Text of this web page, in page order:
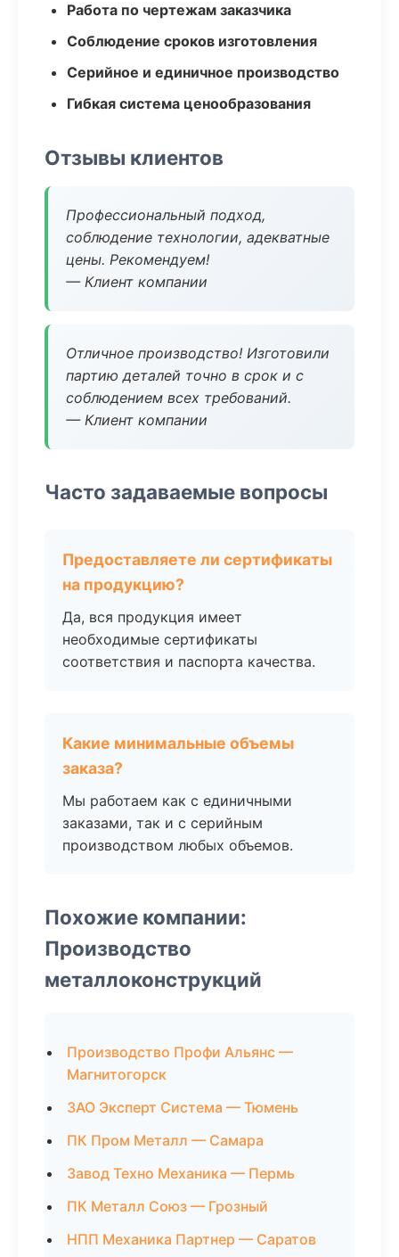
Работа по чертежам заказчика
Соблюдение сроков изготовления
Серийное и единичное производство
Гибкая система ценообразования
Отзывы клиентов
Профессиональный подход,
соблюдение технологии, адекватные
цены. Рекомендуем!
— Клиент компании
Отличное производство! Изготовили
партию деталей точно в срок и с
соблюдением всех требований.
— Клиент компании
Часто задаваемые вопросы
Предоставляете ли сертификаты
на продукцию?
Да, вся продукция имеет
необходимые сертификаты
соответствия и паспорта качества.
Какие минимальные объемы
заказа?
Мы работаем как с единичными
заказами, так и с серийным
производством любых объемов.
Похожие компании:
Производство
металлоконструкций
Производство Профи Альянс —
Магнитогорск
ЗАО Эксперт Система — Тюмень
ПК Пром Металл — Самара
Завод Техно Механика — Пермь
ПК Металл Союз — Грозный
НПП Механика Партнер — Саратов